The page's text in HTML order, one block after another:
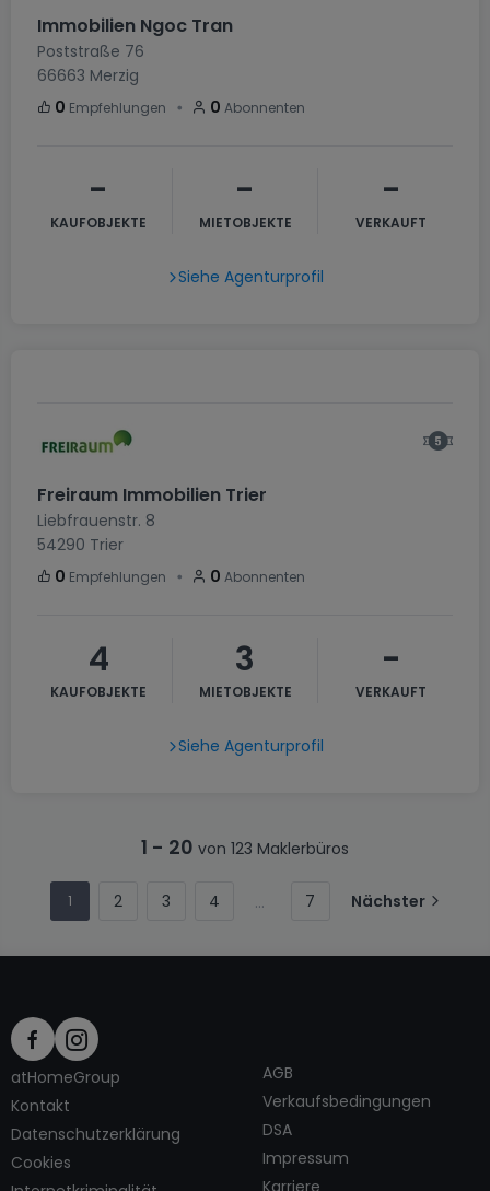
Immobilien Ngoc Tran
Poststraße 76
66663 Merzig
0 Empfehlungen ・ 0 Abonnenten
-
KAUFOBJEKTE
-
MIETOBJEKTE
-
VERKAUFT
Siehe Agenturprofil
Freiraum Immobilien Trier
Liebfrauenstr. 8
54290 Trier
0 Empfehlungen ・ 0 Abonnenten
4
KAUFOBJEKTE
3
MIETOBJEKTE
-
VERKAUFT
Siehe Agenturprofil
1 - 20 von 123 Maklerbüros
1 2 3 4 7 Nächster
atHomeGroup
Kontakt
Datenschutzerklärung
Cookies
AGB
Verkaufsbedingungen
DSA
Impressum
Karriere